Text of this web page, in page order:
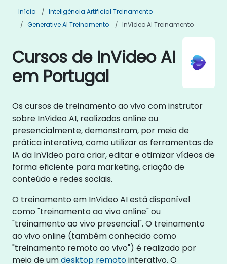
Início
Inteligência Artificial Treinamento
Generative AI Treinamento
InVideo AI Treinamento
Cursos de InVideo AI
em Portugal
Os cursos de treinamento ao vivo com instrutor
sobre InVideo AI, realizados online ou
presencialmente, demonstram, por meio de
prática interativa, como utilizar as ferramentas de
IA da InVideo para criar, editar e otimizar vídeos de
forma eficiente para marketing, criação de
conteúdo e redes sociais.
O treinamento em InVideo AI está disponível
como "treinamento ao vivo online" ou
"treinamento ao vivo presencial". O treinamento
ao vivo online (também conhecido como
"treinamento remoto ao vivo") é realizado por
meio de umdesktop remotointerativo. O